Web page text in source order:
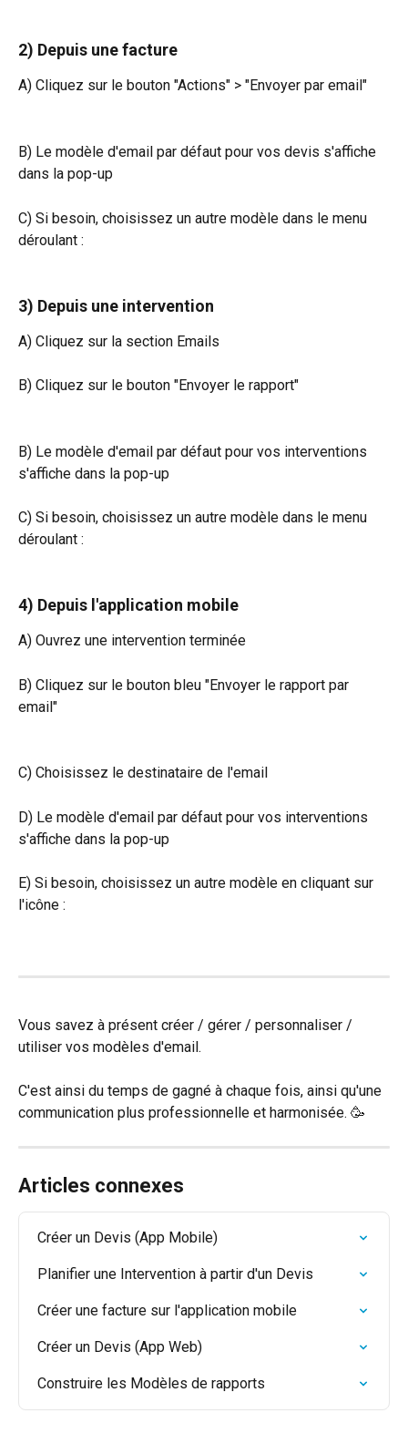
2) Depuis une facture
A) Cliquez sur le bouton "Actions" > "Envoyer par email"
B) Le modèle d'email par défaut pour vos devis s'affiche
dans la pop-up
C) Si besoin, choisissez un autre modèle dans le menu
déroulant :
3) Depuis une intervention
A) Cliquez sur la section Emails
B) Cliquez sur le bouton "Envoyer le rapport"
B) Le modèle d'email par défaut pour vos interventions
s'affiche dans la pop-up
C) Si besoin, choisissez un autre modèle dans le menu
déroulant :
4) Depuis l'application mobile
A) Ouvrez une intervention terminée
B) Cliquez sur le bouton bleu "Envoyer le rapport par
email"
C) Choisissez le destinataire de l'email
D) Le modèle d'email par défaut pour vos interventions
s'affiche dans la pop-up
E) Si besoin, choisissez un autre modèle en cliquant sur
l'icône :
Vous savez à présent créer / gérer / personnaliser /
utiliser vos modèles d'email.
C'est ainsi du temps de gagné à chaque fois, ainsi qu'une
communication plus professionnelle et harmonisée. 🥳
Articles connexes
Créer un Devis (App Mobile)
Planifier une Intervention à partir d'un Devis
Créer une facture sur l'application mobile
Créer un Devis (App Web)
Construire les Modèles de rapports